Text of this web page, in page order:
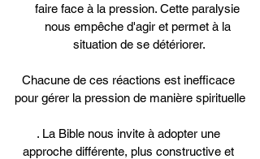
faire face à la pression. Cette paralysie
nous empêche d'agir et permet à la
situation de se détériorer.
Chacune de ces réactions est inefficace
pour gérer la pression de manière spirituelle
. La Bible nous invite à adopter une
approche différente, plus constructive et